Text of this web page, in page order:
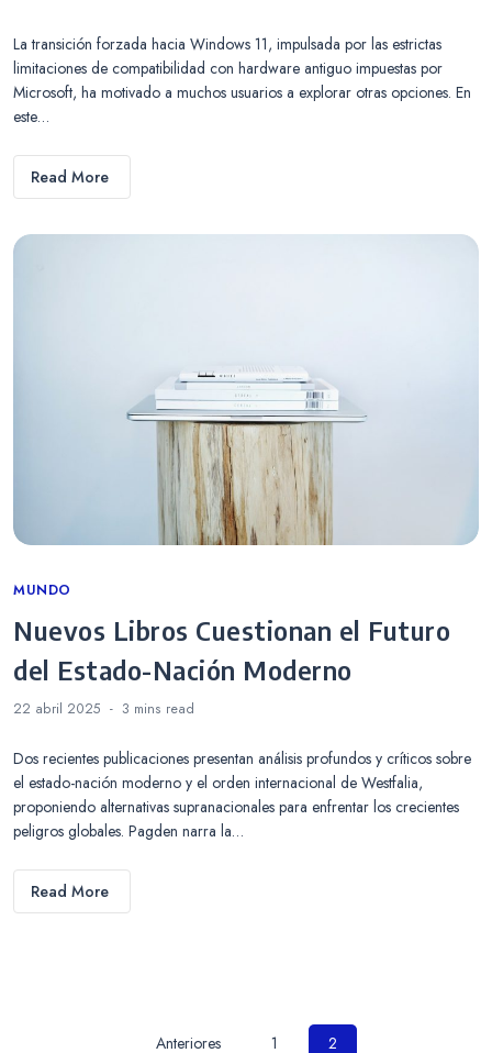
La transición forzada hacia Windows 11, impulsada por las estrictas
limitaciones de compatibilidad con hardware antiguo impuestas por
Microsoft, ha motivado a muchos usuarios a explorar otras opciones. En
este…
Read More
Categories
MUNDO
Nuevos Libros Cuestionan el Futuro
del Estado-Nación Moderno
22 abril 2025 3 mins read
Dos recientes publicaciones presentan análisis profundos y críticos sobre
el estado-nación moderno y el orden internacional de Westfalia,
proponiendo alternativas supranacionales para enfrentar los crecientes
peligros globales. Pagden narra la…
Read More
Anteriores 1 2